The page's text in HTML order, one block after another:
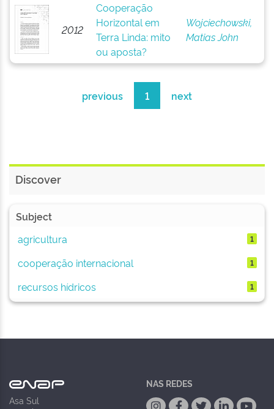
2012
Cooperação
Horizontal em
Terra Linda: mito
ou aposta?
Wojciechowski,
Matias John
previous 1 next
Discover
Subject
agricultura
1
cooperação internacional 1
recursos hídricos 1
Asa Sul
NAS REDES